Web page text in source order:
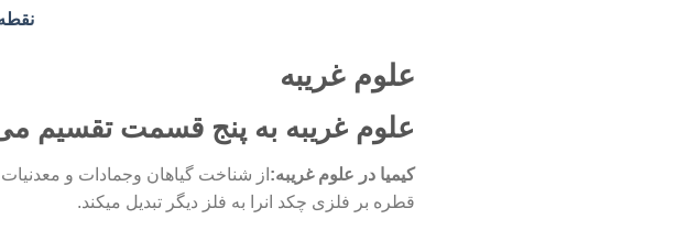
علوم غریبه
علوم غریبه به پنج قسمت تقسیم
کیمیا در علوم غریبه: از شناخت گیاهان وجمادات و
قطره بر فلزی چکد انرا به فلز دیگر تبدیل میکند.